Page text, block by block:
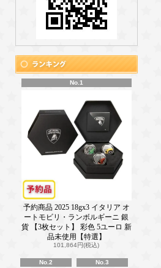
No.1
予約商品 2025 18gx3 イタリア オ
ートモビリ・ランボルギーニ 銀
貨 【3枚セット】 彩色 5ユーロ 新
品未使用【特選】
101,864円(税込)
No.2 No.3